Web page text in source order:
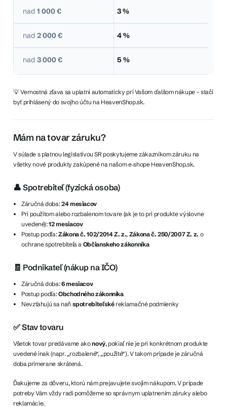
nad 1 000 € 3 %
nad 2 000 € 4 %
nad 3 000 € 5 %
💡 Vernostná zľava sa uplatní automaticky pri Vašom ďalšom nákupe – stačí
byť prihlásený do svojho účtu na HeavenShop.sk.
Mám na tovar záruku?
V súlade s platnou legislatívou SR poskytujeme zákazníkom záruku na
všetky nové produkty zakúpené na našom e‑shope HeavenShop.sk.
👤 Spotrebiteľ (fyzická osoba)
Záručná doba:24 mesiacov
Pri použitom alebo rozbalenom tovare (ak je to pri produkte výslovne
uvedené):12 mesiacov
Postup podľa:Zákona č. 102/2014 Z. z., Zákona č. 250/2007 Z. z. o
ochrane spotrebiteľa a Občianskeho zákonníka
🧾 Podnikateľ (nákup na IČO)
Záručná doba:6 mesiacov
Postup podľa:Obchodného zákonníka
Nevzťahujú sa naň spotrebiteľskéreklamačné podmienky
✅ Stav tovaru
Všetok tovar predávame akonový, pokiaľ nie je pri konkrétnom produkte
uvedené inak (napr. „rozbalené“, „použité“). V takom prípade je záručná
doba primerane skrátená.
Ďakujeme za dôveru, ktorú nám prejavujete svojim nákupom. V prípade
potreby Vám vždy radi pomôžeme so správnym uplatnením záruky alebo
reklamácie.